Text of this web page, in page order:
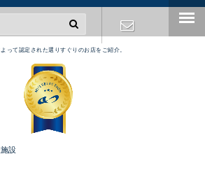
って認定された選りすぐりのお店をご紹介。
設